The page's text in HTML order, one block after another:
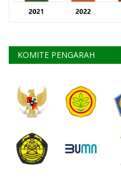
KOMITE PENGARAH